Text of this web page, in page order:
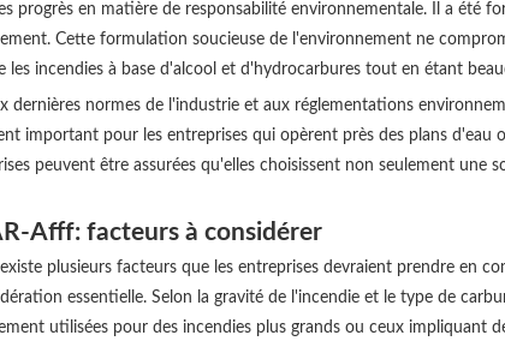
progrès en matière de responsabilité environnementale. Il a
Cette formulation soucieuse de l'environnement ne
les incendies à base d'alcool et d'hydrocarbures tout en étant
dernières normes de l'industrie et aux réglementations
important pour les entreprises qui opèrent près des plans
peuvent être assurées qu'elles choisissent non seulement
Afff: facteurs à considérer
plusieurs facteurs que les entreprises devraient prendre en
essentielle. Selon la gravité de l'incendie et le type de
utilisées pour des incendies plus grands ou ceux impliquant